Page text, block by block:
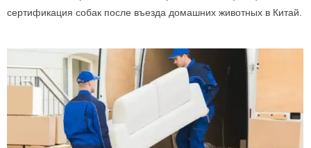
сертификация собак после въезда домашних животных в Китай.